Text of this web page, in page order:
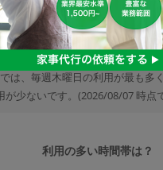
曜日8時〜実施時間＝依頼金
交通費全額
頼者不在による当日キャン
額の100%＋交通費全額
定期契約をキャンセルする場合
水 木 金
は、毎週木曜日の利用が最も多
が少ないです。(2026/08/07 時点
利用の多い時間帯は？